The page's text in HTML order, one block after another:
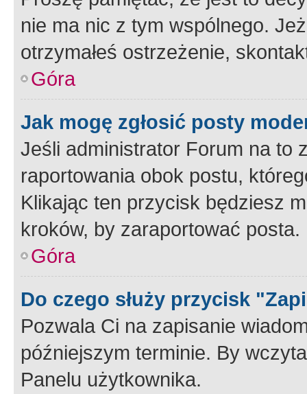
nie ma nic z tym wspólnego.
otrzymałeś ostrzeżenie,
Góra
Jak mogę zgłosić posty
Jeśli administrator Forum na to
raportowania obok postu,
Klikając ten przycisk będziesz
kroków, by zaraportować posta.
Góra
Do czego służy przycisk
Pozwala Ci na zapisanie
późniejszym terminie. By
Panelu użytkownika.